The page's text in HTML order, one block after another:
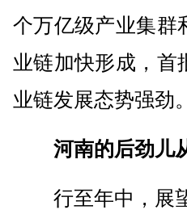
个万亿级产业集群
业链加快形成，首
业链发展态势强劲。
河南的后劲儿
行至年中，展望